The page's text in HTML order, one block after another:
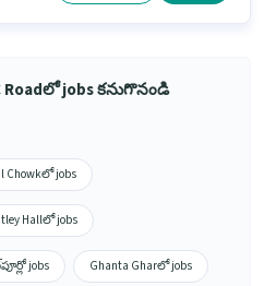
Roadలో jobs కనుగొనండి
Chowkలో jobs
Hallలో jobs
jobs Ghanta Gharలో jobs